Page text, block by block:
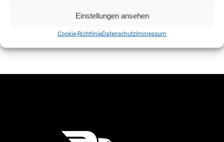
Einstellungen ansehen
Cookie-RichtlinieDatenschutzImpressum
Prev project Next project